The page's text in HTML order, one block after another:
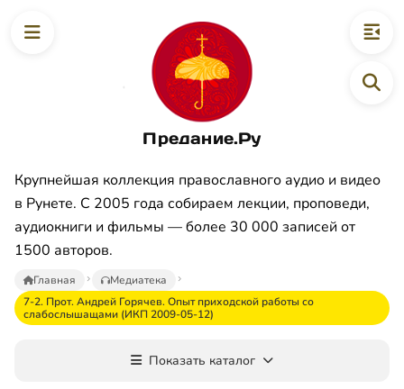
Предание.Ру
Крупнейшая коллекция православного аудио и видео
в Рунете. С 2005 года собираем лекции, проповеди,
аудиокниги и фильмы — более 30 000 записей от
1500 авторов.
Главная
Медиатека
7-2. Прот. Андрей Горячев. Опыт приходской работы со
слабослышащами (ИКП 2009-05-12)
Показать каталог